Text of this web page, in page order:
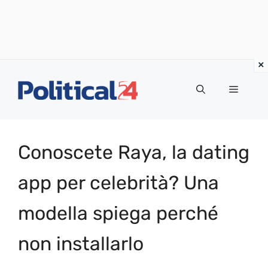
Menu
Conoscete Raya, la dating
app per celebrità? Una
modella spiega perché
non installarlo